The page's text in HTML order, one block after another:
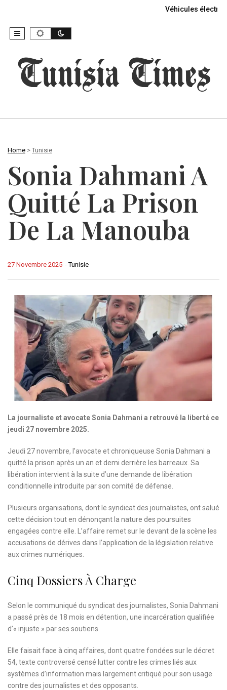
Véhicules
Home > Tunisie
Sonia Dahmani A
Quitté La Prison
De La Manouba
-Tunisie
27 Novembre 2025
La journaliste et avocate Sonia Dahmani a retrouvé la liberté ce
jeudi 27 novembre 2025.
Jeudi 27 novembre, l’avocate et chroniqueuse Sonia Dahmani a
quitté la prison après un an et demi derrière les barreaux. Sa
libération intervient à la suite d’une demande de libération
conditionnelle introduite par son comité de défense.
Plusieurs organisations, dont le syndicat des journalistes, ont salué
cette décision tout en dénonçant la nature des poursuites
engagées contre elle. L’affaire remet sur le devant de la scène les
accusations de dérives dans l’application de la législation relative
aux crimes numériques.
Cinq Dossiers À Charge
Selon le communiqué du syndicat des journalistes, Sonia Dahmani
a passé près de 18 mois en détention, une incarcération qualifiée
d’« injuste » par ses soutiens.
Elle faisait face à cinq affaires, dont quatre fondées sur le décret
54, texte controversé censé lutter contre les crimes liés aux
systèmes d’information mais largement critiqué pour son usage
contre des journalistes et des opposants.